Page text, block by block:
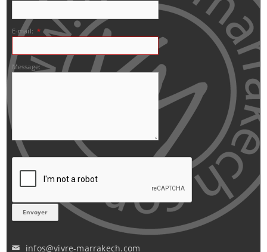
E-mail: *
Message:
✉ infos@vivre-marrakech.com